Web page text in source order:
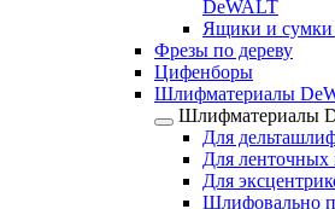
DeWALT
Ящики и сумки
Фрезы по дереву
Цифенборы
Шлифматериалы
Шлифматериалы
Для
Для
Для
Шлифовально